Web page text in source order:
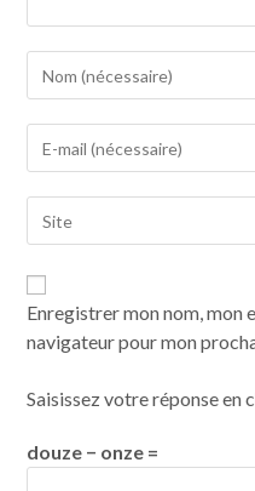
Enregistrer mon nom, mon
navigateur pour mon
Saisissez votre réponse en
douze − onze =